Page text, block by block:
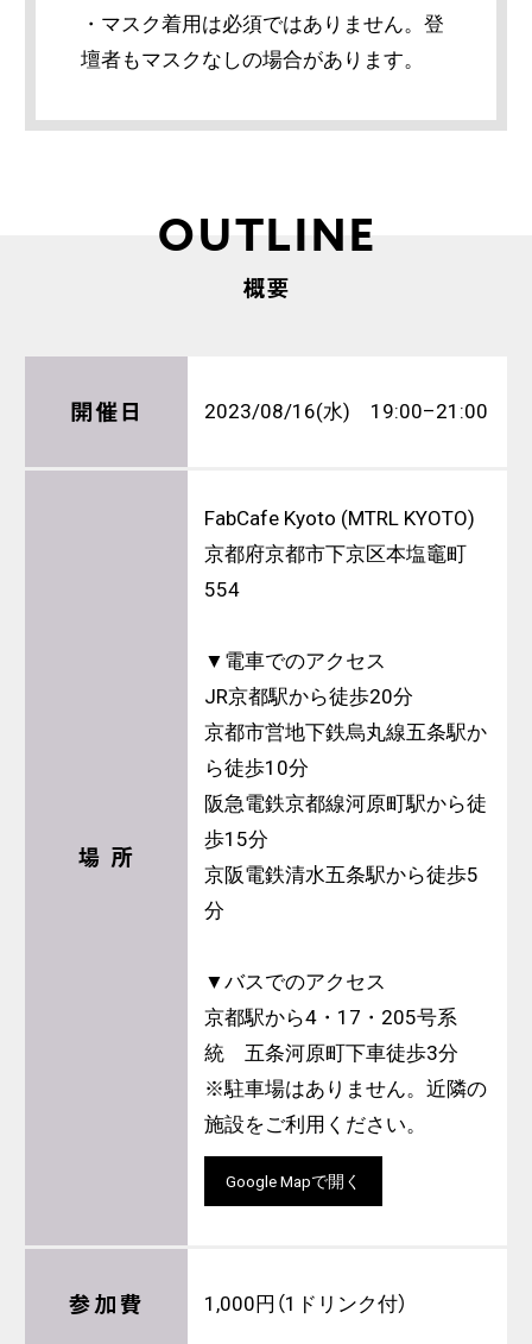
・マスク着用は必須ではありません。登
壇者もマスクなしの場合があります。
OUTLINE
概要
開催日 2023/08/16(水) 19:00–21:00
場 所
FabCafe Kyoto (MTRL KYOTO)
京都府京都市下京区本塩竈町
554
▼電車でのアクセス
JR京都駅から徒歩20分
京都市営地下鉄烏丸線五条駅か
ら徒歩10分
阪急電鉄京都線河原町駅から徒
歩15分
京阪電鉄清水五条駅から徒歩5
分
▼バスでのアクセス
京都駅から4・17・205号系
統 五条河原町下車徒歩3分
※駐車場はありません。近隣の
施設をご利用ください。
Google Mapで開く
参加費 1,000円（1ドリンク付）